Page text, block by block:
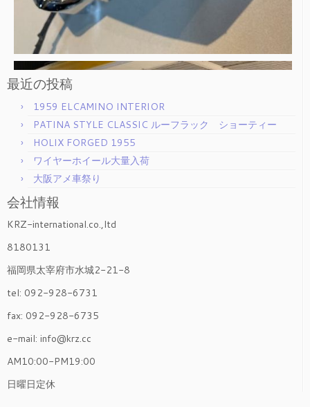
最近の投稿
1959 ELCAMINO INTERIOR
PATINA STYLE CLASSIC ルーフラック ショーティー
HOLIX FORGED 1955
ワイヤーホイール大量入荷
大阪アメ車祭り
会社情報
KRZ-international.co.,ltd
8180131
福岡県太宰府市水城2-21-8
tel: 092-928-6731
fax: 092-928-6735
e-mail: info@krz.cc
AM10:00-PM19:00
日曜日定休